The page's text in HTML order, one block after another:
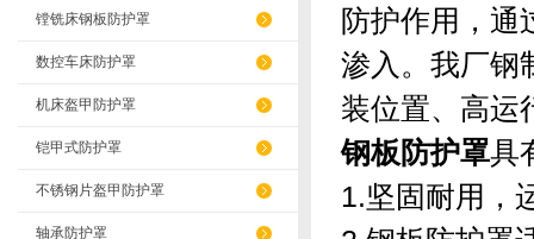
镗铣床钢板防护罩
数控车床防护罩
机床盔甲防护罩
铠甲式防护罩
不锈钢片盔甲防护罩
轴承防护罩
防护作用，通
渗入。我厂钢
装位置、高运
钢板防护罩具
1.坚固耐用，